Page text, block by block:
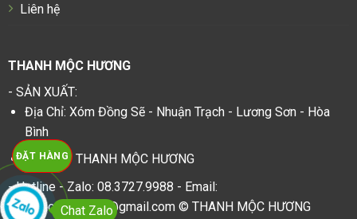
ĐẶT HÀNG
Liên hệ
THANH MỘC HƯƠNG
- SẢN XUẤT:
Địa Chỉ: Xóm Đồng Sẽ - Nhuận Trạch - Lương Sơn - Hòa
Bình
Nhà máy THANH MỘC HƯƠNG
- Hotline - Zalo: 08.3727.9988 - Email:
thanhmochuongvn@gmail.com © THANH MỘC HƯƠNG
Chat Zalo